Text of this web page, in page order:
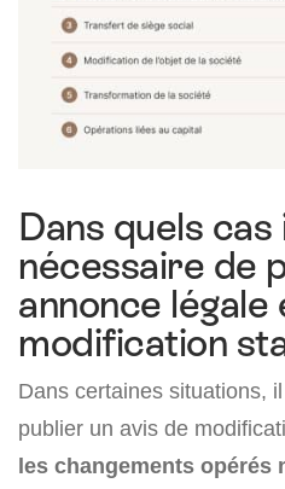
Dans quels cas
nécessaire de
annonce légale
modification
Dans certaines situations,
publier un avis de
les changements opérés